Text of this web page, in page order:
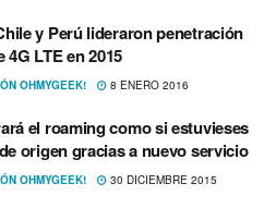
y Perú lideraron penetración
4G LTE en 2015
OHMYGEEK! 8 ENERO 2016
el roaming como si estuvieses
origen gracias a nuevo servicio
OHMYGEEK! 30 DICIEMBRE 2015